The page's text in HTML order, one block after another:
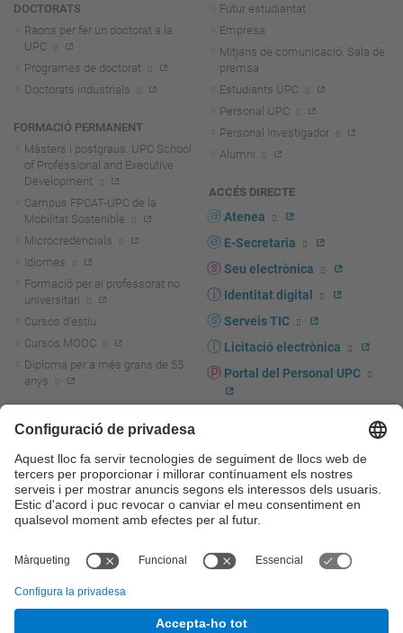
DOCTORATS
Raons per fer un doctorat a la
UPC
Programes de doctorat
Doctorats industrials
FORMACIÓ PERMANENT
Màsters i postgraus. UPC School
of Professional and Executive
Development
Campus FPCAT-UPC de la
Mobilitat Sostenible
Microcredencials
Idiomes
Formació per al professorat no
universitari
Cursos d'estiu
Cursos MOOC
Diploma per a més grans de 55
anys
Actualitat R+D+I
La recerca a la UPC
La transferència, l'emprenedoria i
la innovació a la UPC
Foment i suport a la recerca
transferència, l'emprenedoria i la
Serveis per a empreses
Futur estudiantat
Empresa
Mitjans de comunicació. Sala de
premsa
Estudiants UPC
Personal UPC
Personal investigador
Alumni
ACCÉS DIRECTE
Atenea
E-Secretaria
Seu electrònica
Identitat digital
Serveis TIC
Licitació electrònica
Portal del Personal UPC
UPCshop, marxandatge
Sala de premsa
Seguretat i salut